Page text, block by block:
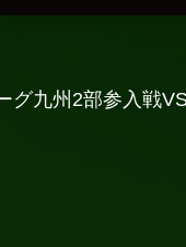
グ九州2部参入戦